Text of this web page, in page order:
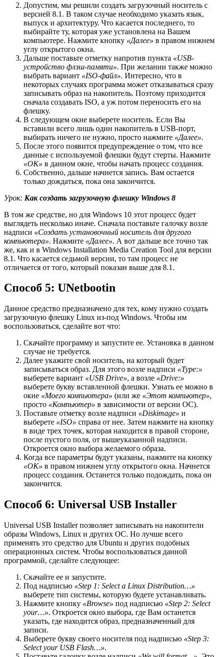
Допустим, мы решили создать загрузочный носитель с
версией 8.1. В таком случае необходимо указать язык,
выпуск и архитектуру. Что касается последнего, то
выбирайте ту, которая уже установлена на Вашем
компьютере. Нажмите кнопку «Далее» в правом нижнем
углу открытого окна.
Дальше поставьте отметку напротив пункта «USB-
устройство флэш-памяти». При желании также можно
выбрать вариант «ISO-файл». Интересно, что в
некоторых случаях программа может отказываться сразу
записывать образ на накопитель. Поэтому приходится
сначала создавать ISO, а уж потом переносить его на
флешку.
В следующем окне выберете носитель. Если Вы
вставили всего лишь один накопитель в USB-порт,
выбирать ничего не нужно, просто нажмите «Далее».
После этого появится предупреждение о том, что все
данные с используемой флешки будут стерты. Нажмите
«ОК» в данном окне, чтобы начать процесс создания.
Собственно, дальше начнется запись. Вам остается
только дождаться, пока она закончится.
Урок: Как создать загрузочную флешку Windows 8
В том же средстве, но для Windows 10 этот процесс будет
выглядеть несколько иначе. Сначала поставьте галочку возле
надписи «Создать установочный носитель для другого
компьютера». Нажмите «Далее». А вот дальше все точно так
же, как и в Windows Installation Media Creation Tool для версии
8.1. Что касается седьмой версии, то там процесс не
отличается от того, который показан выше для 8.1.
Способ 5: UNetbootin
Данное средство предназначено для тех, кому нужно создать
загрузочную флешку Linux из-под Windows. Чтобы им
воспользоваться, сделайте вот что:
Скачайте программу и запустите ее. Установка в данном
случае не требуется.
Далее укажите свой носитель, на который будет
записываться образ. Для этого возле надписи «Type:»
выберете вариант «USB Drive», а возле «Drive:»
выберете букву вставленной флешки. Узнать ее можно в
окне «Моего компьютера» (или же «Этот компьютер»,
просто «Компьютер» в зависимости от версии ОС).
Поставьте отметку возле надписи «Diskimage» и
выберете «ISO» справа от нее. Затем нажмите на кнопку
в виде трех точек, которая находится в правой стороне,
после пустого поля, от вышеуказанной надписи.
Откроется окно выбора желаемого образа.
Когда все параметры будут указаны, нажмите на кнопку
«ОК» в правом нижнем углу открытого окна. Начнется
процесс создания. Останется только подождать, пока он
закончится.
Способ 6: Universal USB Installer
Universal USB Installer позволяет записывать на накопители
образы Windows, Linux и других ОС. Но лучше всего
применять это средство для Ubuntu и других подобных
операционных систем. Чтобы воспользоваться данной
программой, сделайте следующее:
Скачайте ее и запустите.
Под надписью «Step 1: Select a Linux Distribution…»
выберете тип системы, которую будете устанавливать.
Нажмите кнопку «Browse» под надписью «Step 2: Select
your…». Откроется окно выбора, где Вам останется
указать, где находится образ, предназначенный для
записи.
Выберете букву своего носителя под надписью «Step 3:
Select your USB Flash…».